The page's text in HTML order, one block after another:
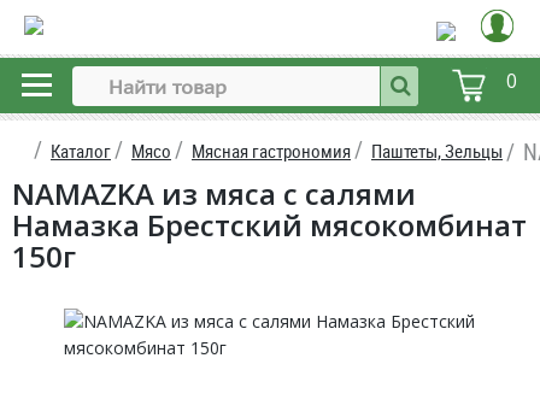
0
Каталог Мясо Мясная гастрономия Паштеты, Зельцы
NAMAZKA из мяса с салями
Намазка Брестский мясокомбинат
150г